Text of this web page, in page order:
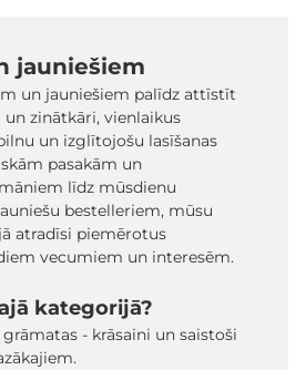
jauniešiem
un jauniešiem palīdz attīstīt
zinātkāri, vienlaikus
un izglītojošu lasīšanas
pasakām un
līdz mūsdienu
bestelleriem, mūsu
atradīsi piemērotus
vecumiem un interesēm.
kategorijā?
- krāsaini un saistoši